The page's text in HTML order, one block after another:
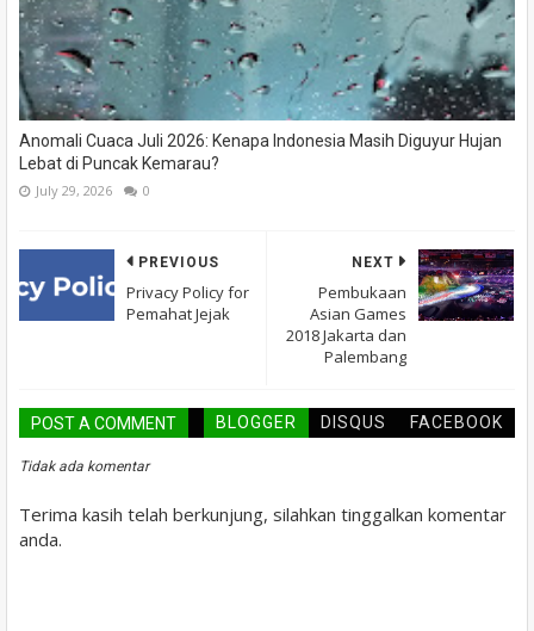
Anomali Cuaca Juli 2026: Kenapa Indonesia Masih Diguyur Hujan
Lebat di Puncak Kemarau?
July 29, 2026 0
NEXT
Pembukaan
Asian Games
2018 Jakarta dan
Palembang
PREVIOUS
Privacy Policy for
Pemahat Jejak
POST A COMMENT BLOGGER DISQUS FACEBOOK
Tidak ada komentar
Terima kasih telah berkunjung, silahkan tinggalkan komentar
anda.